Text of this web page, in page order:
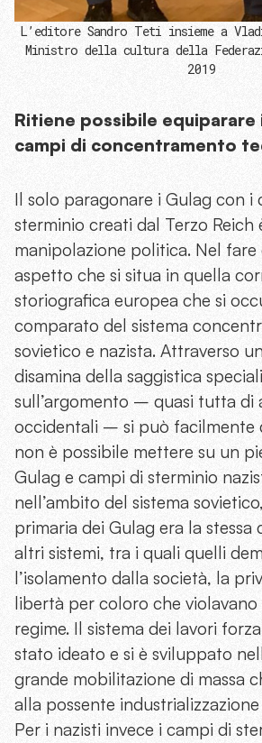
L’editore Sandro Teti insieme a
Ministro della cultura della
2019
Ritiene possibile equiparare
campi di concentramento
Il solo paragonare i Gulag con i
sterminio creati dal Terzo Reich
manipolazione politica. Nel fare
aspetto che si situa in quella
storiografica europea che si
comparato del sistema
sovietico e nazista. Attraverso
disamina della saggistica
sull’argomento – quasi tutta di
occidentali – si può facilmente
non è possibile mettere su un
Gulag e campi di sterminio
nell’ambito del sistema
primaria dei Gulag era la stessa
altri sistemi, tra i quali quelli
l’isolamento dalla società, la
libertà per coloro che violavano
regime. Il sistema dei lavori
stato ideato e si è sviluppato
grande mobilitazione di massa
alla possente
Per i nazisti invece i campi di